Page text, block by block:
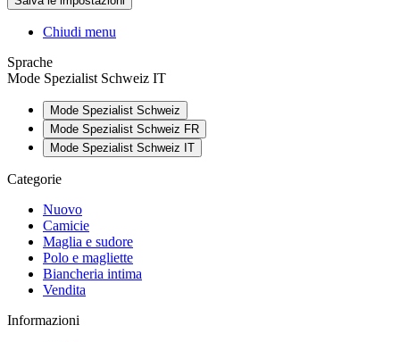
Chiudi menu
Sprache
Mode Spezialist Schweiz IT
Mode Spezialist Schweiz
Mode Spezialist Schweiz FR
Mode Spezialist Schweiz IT
Categorie
Nuovo
Camicie
Maglia e sudore
Polo e magliette
Biancheria intima
Vendita
Informazioni